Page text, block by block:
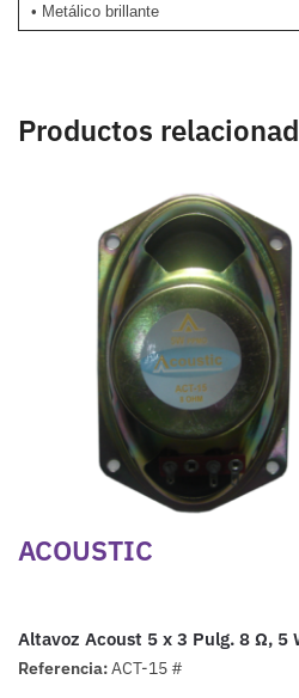
• Metálico brillante
Productos
ACOUSTIC
Altavoz Acoust 5 x 3 Pulg. 8 Ω, 5
Referencia:ACT-15 #